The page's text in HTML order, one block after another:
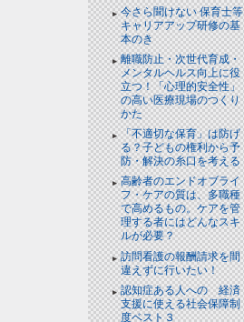
今さら聞けない 保育士等
キャリアアップ研修の基
本のき
離職防止・次世代育成・
メンタルヘルス向上に役
立つ！「心理的安全性」
の高い医療現場のつくり
かた
「不適切な保育」は防げ
る？子どもの権利から予
防・解決の糸口を考える
高齢者のエンドオブライ
フ・ケアの質は、多職種
で高めるもの。ケアを管
理する者にはどんなスキ
ルが必要？
訪問看護の報酬請求を間
違えずに行いたい！
認知症ある人への 経済
支援に使える社会保障制
度ベスト３